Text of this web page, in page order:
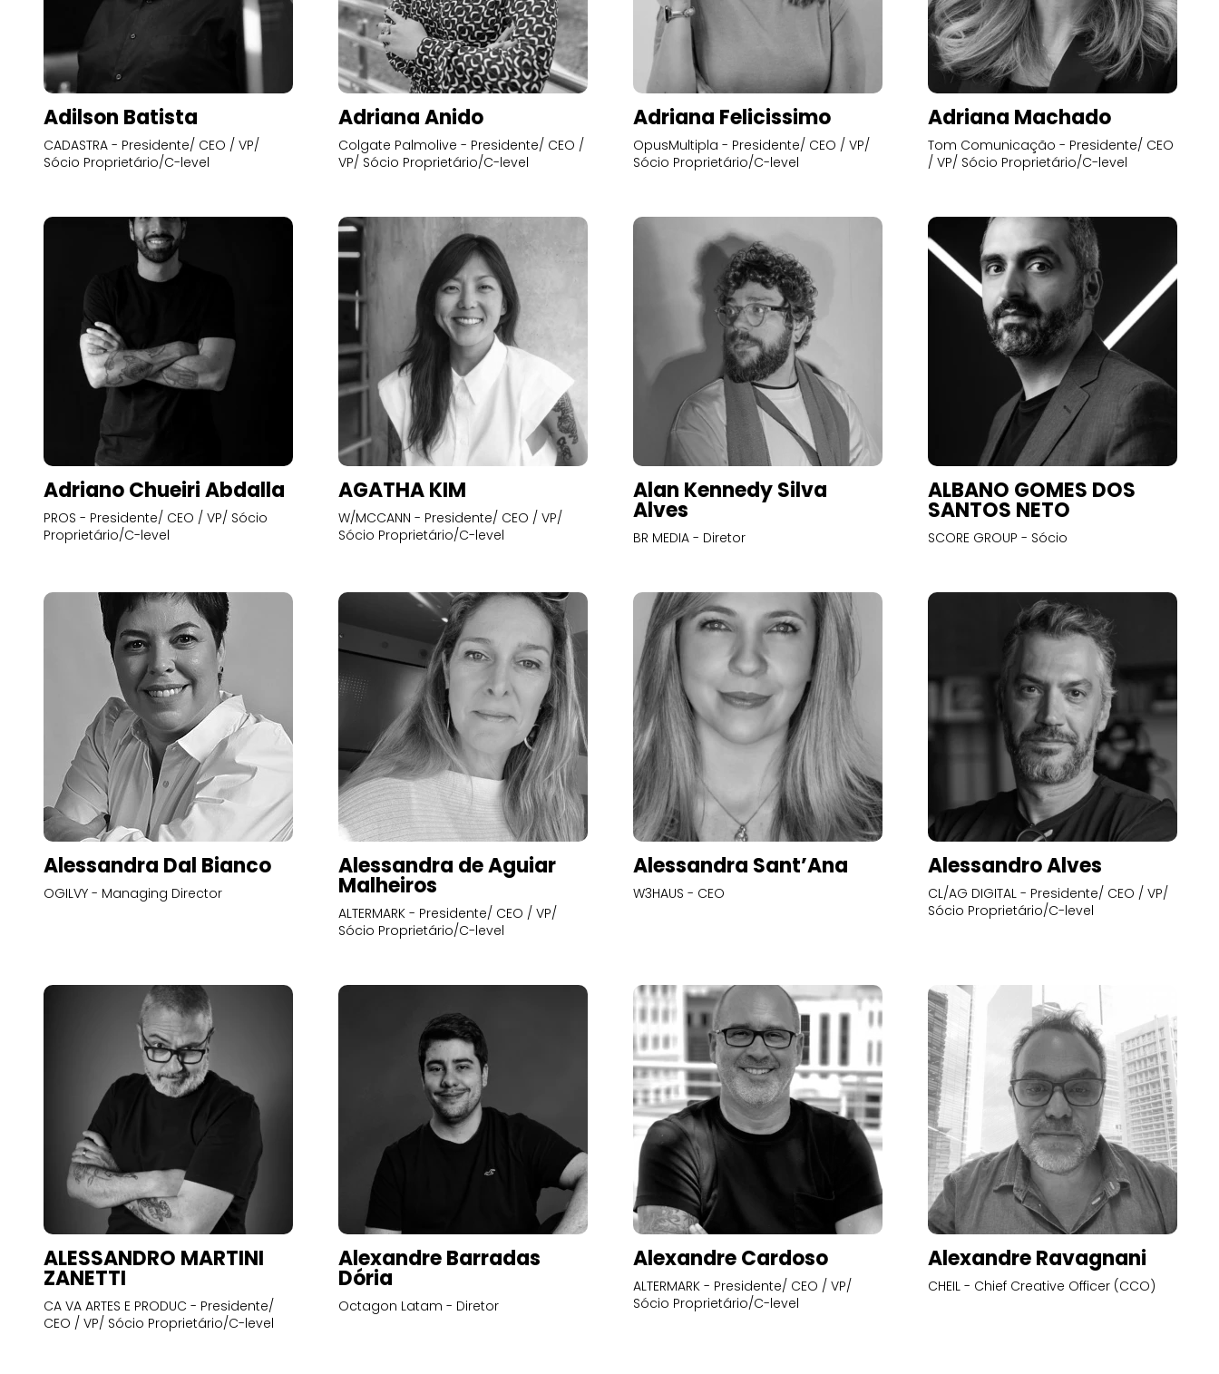
Adilson Batista
CADASTRA - Presidente/ CEO / VP/
Sócio Proprietário/C-level
Adriana Anido
Colgate Palmolive - Presidente/ CEO /
VP/ Sócio Proprietário/C-level
Adriana Felicissimo
OpusMultipla - Presidente/ CEO / VP/
Sócio Proprietário/C-level
Adriana Machado
Tom Comunicação - Presidente/ CEO
/ VP/ Sócio Proprietário/C-level
Adriano Chueiri Abdalla
PROS - Presidente/ CEO / VP/ Sócio
Proprietário/C-level
AGATHA KIM
W/MCCANN - Presidente/ CEO / VP/
Sócio Proprietário/C-level
Alan Kennedy Silva
Alves
BR MEDIA - Diretor
ALBANO GOMES DOS
SANTOS NETO
SCORE GROUP - Sócio
Alessandra Dal Bianco
OGILVY - Managing Director
Alessandra de Aguiar
Malheiros
ALTERMARK - Presidente/ CEO / VP/
Sócio Proprietário/C-level
Alessandra Sant’Ana
W3HAUS - CEO
Alessandro Alves
CL/AG DIGITAL - Presidente/ CEO / VP/
Sócio Proprietário/C-level
ALESSANDRO MARTINI
ZANETTI
CA VA ARTES E PRODUC - Presidente/
CEO / VP/ Sócio Proprietário/C-level
Alexandre Barradas
Dória
Octagon Latam - Diretor
Alexandre Cardoso
ALTERMARK - Presidente/ CEO / VP/
Sócio Proprietário/C-level
Alexandre Ravagnani
CHEIL - Chief Creative Officer (CCO)